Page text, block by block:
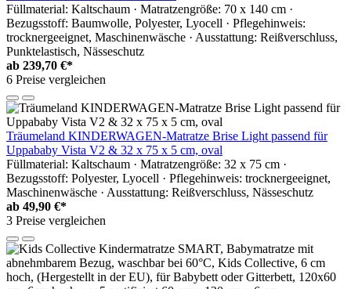
Füllmaterial: Kaltschaum · Matratzengröße: 70 x 140 cm ·
Bezugsstoff: Baumwolle, Polyester, Lyocell · Pflegehinweis:
trocknergeeignet, Maschinenwäsche · Ausstattung: Reißverschluss,
Punktelastisch, Nässeschutz
ab 239,70 €*
6 Preise vergleichen
Träumeland KINDERWAGEN-Matratze Brise Light passend für
Uppababy Vista V2 & 32 x 75 x 5 cm, oval
Füllmaterial: Kaltschaum · Matratzengröße: 32 x 75 cm ·
Bezugsstoff: Polyester, Lyocell · Pflegehinweis: trocknergeeignet,
Maschinenwäsche · Ausstattung: Reißverschluss, Nässeschutz
ab 49,90 €*
3 Preise vergleichen